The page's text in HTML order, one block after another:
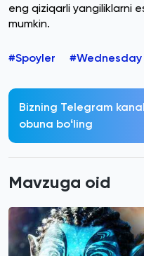
eng qiziqarli yangiliklarni
mumkin.
#Spoyler #Wednesday
Bizning Telegram
obuna boʻling
Mavzuga oid